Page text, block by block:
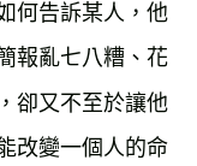
何告訴某人，他
報亂七八糟、花
卻又不至於讓他
改變一個人的命